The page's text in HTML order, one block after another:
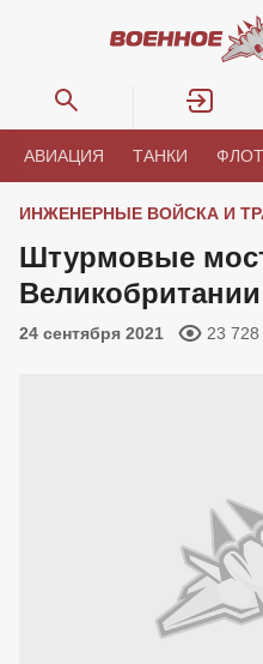
АВИАЦИЯ ТАНКИ ФЛОТ
ИНЖЕНЕРНЫЕ ВОЙСКА И
Штурмовые
Великобритании
24 сентября 2021 23 728